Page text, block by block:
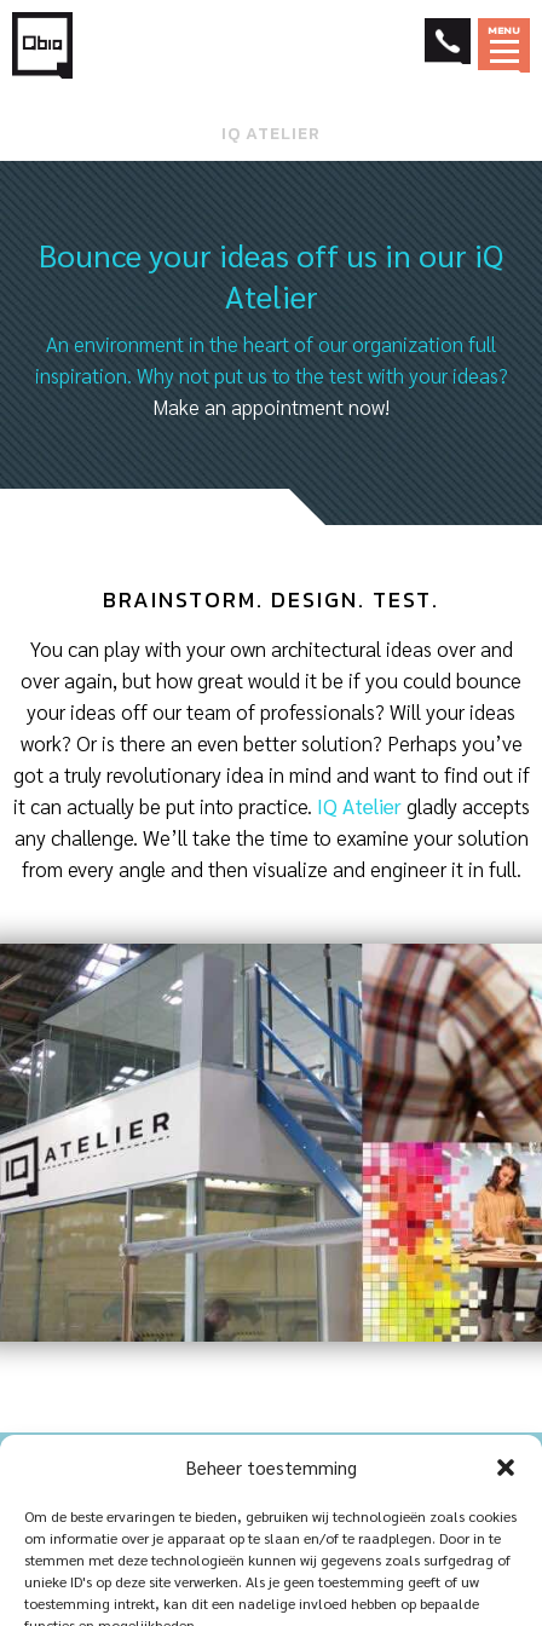
Beheer toestemming
Om de beste ervaringen te bieden, gebruiken wij technologieën zoals cookies
om informatie over je apparaat op te slaan en/of te raadplegen. Door in te
stemmen met deze technologieën kunnen wij gegevens zoals surfgedrag of
unieke ID's op deze site verwerken. Als je geen toestemming geeft of uw
toestemming intrekt, kan dit een nadelige invloed hebben op bepaalde
MENU
IQ ATELIER
Bounce your ideas off us in our iQ
Atelier
An environment in the heart of our organization full
inspiration. Why not put us to the test with your ideas?
Make an appointment now!
BRAINSTORM. DESIGN. TEST.
You can play with your own architectural ideas over and
over again, but how great would it be if you could bounce
your ideas off our team of professionals? Will your ideas
work? Or is there an even better solution? Perhaps you’ve
got a truly revolutionary idea in mind and want to find out if
it can actually be put into practice. IQ Ateliergladly accepts
any challenge. We’ll take the time to examine your solution
from every angle and then visualize and engineer it in full.
Home
Products
iQ Atelier
Sustainablility
Vacancies
Contact